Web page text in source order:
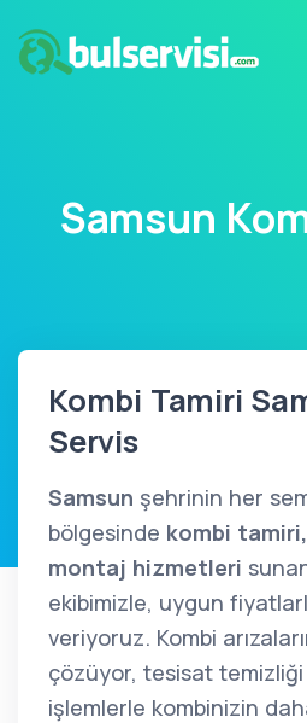
Samsun
Kombi Tamiri
Servis
Samsun şehrinin her
bölgesinde kombi tamiri,
montaj hizmetleri
ekibimizle, uygun
veriyoruz. Kombi
çözüyor, tesisat temizliği
işlemlerle kombinizin